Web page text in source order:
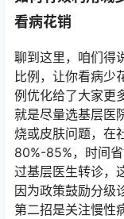
看病花销
聊到这里，咱们得
比例，让你看病少
例优化给了大家更
就是尽量选基层医
烧或皮肤问题，在
80%-85%，时间
过基层医生转诊，
因为政策鼓励分级
第二招是关注慢性